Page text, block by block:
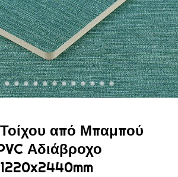
από Μπαμπού
Αδιάβροχο